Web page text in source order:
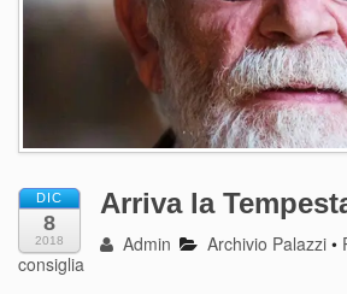
DIC
8
2018
Arriva la
Admin Archivio Palazzi •
consiglia